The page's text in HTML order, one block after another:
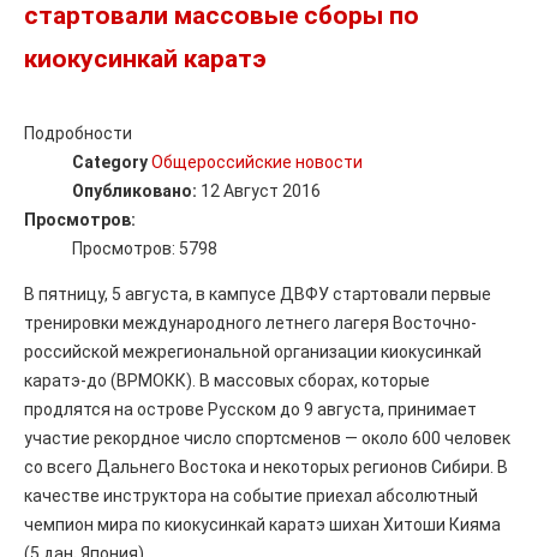
стартовали массовые сборы по
киокусинкай каратэ
Подробности
CategoryОбщероссийские новости
Опубликовано: 12 Август 2016
Просмотров:
Просмотров: 5798
В пятницу, 5 августа, в кампусе ДВФУ стартовали первые
тренировки международного летнего лагеря Восточно-
российской межрегиональной организации киокусинкай
каратэ-до (ВРМОКК). В массовых сборах, которые
продлятся на острове Русском до 9 августа, принимает
участие рекордное число спортсменов — около 600 человек
со всего Дальнего Востока и некоторых регионов Сибири. В
качестве инструктора на событие приехал абсолютный
чемпион мира по киокусинкай каратэ шихан Хитоши Кияма
(5 дан, Япония).